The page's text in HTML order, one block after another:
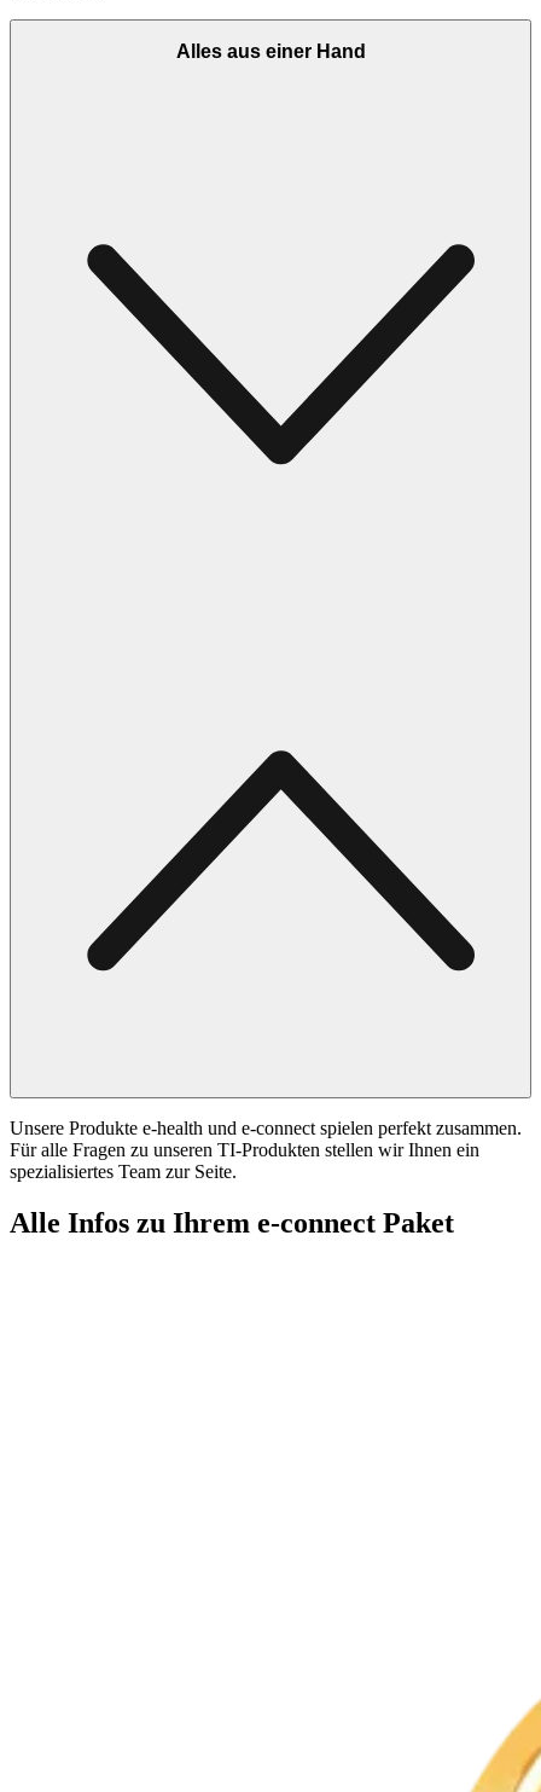
Alles aus einer Hand
Unsere Produkte e-health und e-connect spielen perfekt zusammen.
Für alle Fragen zu unseren TI-Produkten stellen wir Ihnen ein
spezialisiertes Team zur Seite.
Alle Infos zu Ihrem e-connect Paket